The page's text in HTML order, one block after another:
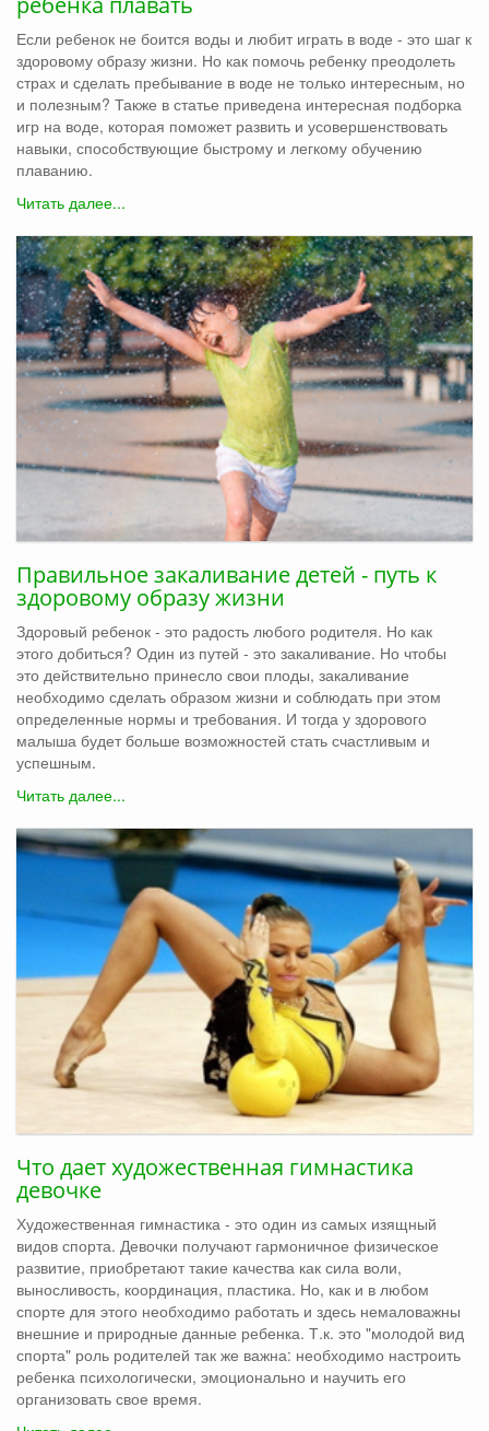
Если ребенок не боится воды и любит играть в воде - это шаг к
здоровому образу жизни. Но как помочь ребенку преодолеть
страх и сделать пребывание в воде не только интересным, но
и полезным? Также в статье приведена интересная подборка
игр на воде, которая поможет развить и усовершенствовать
навыки, способствующие быстрому и легкому обучению
плаванию.
Читать далее...
Правильное закаливание детей - путь к
здоровому образу жизни
Здоровый ребенок - это радость любого родителя. Но как
этого добиться? Один из путей - это закаливание. Но чтобы
это действительно принесло свои плоды, закаливание
необходимо сделать образом жизни и соблюдать при этом
определенные нормы и требования. И тогда у здорового
малыша будет больше возможностей стать счастливым и
успешным.
Читать далее...
Что дает художественная гимнастика
девочке
Художественная гимнастика - это один из самых изящный
видов спорта. Девочки получают гармоничное физическое
развитие, приобретают такие качества как сила воли,
выносливость, координация, пластика. Но, как и в любом
спорте для этого необходимо работать и здесь немаловажны
внешние и природные данные ребенка. Т.к. это "молодой вид
спорта" роль родителей так же важна: необходимо настроить
ребенка психологически, эмоционально и научить его
организовать свое время.